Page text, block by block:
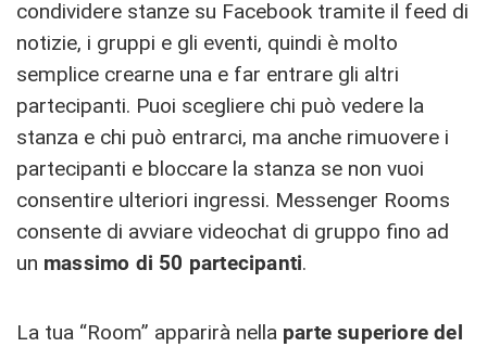
condividere stanze su Facebook tramite il feed di
notizie, i gruppi e gli eventi, quindi è molto
semplice crearne una e far entrare gli altri
partecipanti. Puoi scegliere chi può vedere la
stanza e chi può entrarci, ma anche rimuovere i
partecipanti e bloccare la stanza se non vuoi
consentire ulteriori ingressi. Messenger Rooms
consente di avviare videochat di gruppo fino ad
un massimo di 50 partecipanti.
La tua “Room” apparirà nella parte superiore del